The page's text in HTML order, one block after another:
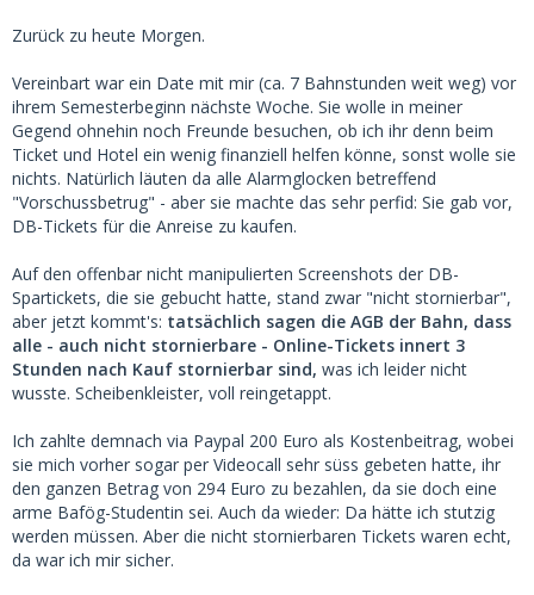
Zurück zu heute Morgen.
Vereinbart war ein Date mit mir (ca. 7 Bahnstunden weit weg) vor
ihrem Semesterbeginn nächste Woche. Sie wolle in meiner
Gegend ohnehin noch Freunde besuchen, ob ich ihr denn beim
Ticket und Hotel ein wenig finanziell helfen könne, sonst wolle sie
nichts. Natürlich läuten da alle Alarmglocken betreffend
"Vorschussbetrug" - aber sie machte das sehr perfid: Sie gab vor,
DB-Tickets für die Anreise zu kaufen.
Auf den offenbar nicht manipulierten Screenshots der DB-
Spartickets, die sie gebucht hatte, stand zwar "nicht stornierbar",
aber jetzt kommt's: tatsächlich sagen die AGB der Bahn, dass
alle - auch nicht stornierbare - Online-Tickets innert 3
Stunden nach Kauf stornierbar sind, was ich leider nicht
wusste. Scheibenkleister, voll reingetappt.
Ich zahlte demnach via Paypal 200 Euro als Kostenbeitrag, wobei
sie mich vorher sogar per Videocall sehr süss gebeten hatte, ihr
den ganzen Betrag von 294 Euro zu bezahlen, da sie doch eine
arme Bafög-Studentin sei. Auch da wieder: Da hätte ich stutzig
werden müssen. Aber die nicht stornierbaren Tickets waren echt,
da war ich mir sicher.